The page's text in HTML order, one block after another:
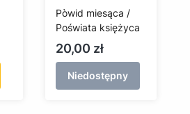
Pòwid miesąca /
Poświata księżyca
Cena
20,00 zł
Niedostępny